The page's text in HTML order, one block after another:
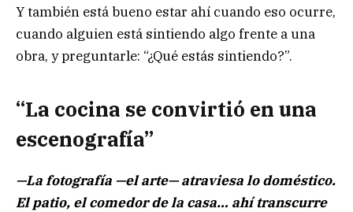
Y también está bueno estar ahí cuando eso ocurre,
cuando alguien está sintiendo algo frente a una
obra, y preguntarle: “¿Qué estás sintiendo?”.
“La cocina se convirtió en una
escenografía”
—La fotografía —el arte— atraviesa lo doméstico.
El patio, el comedor de la casa… ahí transcurre